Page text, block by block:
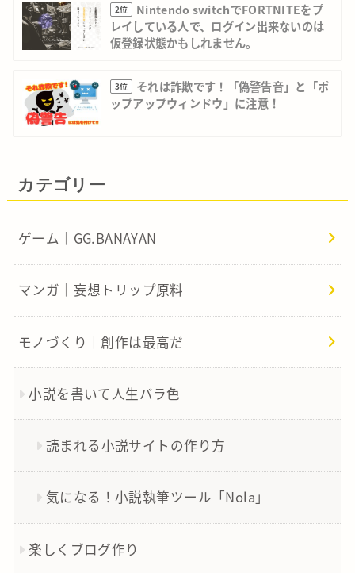
2位
Nintendo switchでFORTNITEをプ
レイしている人で、ログイン出来ないのは
仮登録状態かもしれません。
3位
それは詐欺です！「偽警告音」と「ポ
ップアップウィンドウ」に注意！
カテゴリー
ゲーム｜GG.BANAYAN
マンガ｜妄想トリップ原料
モノづくり｜創作は最高だ
小説を書いて人生バラ色
読まれる小説サイトの作り方
気になる！小説執筆ツール「Nola」
楽しくブログ作り